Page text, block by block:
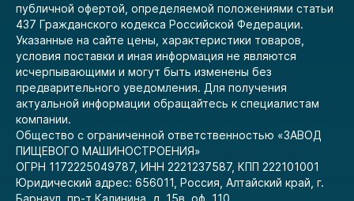
публичной офертой, определяемой положениями статьи
437 Гражданского кодекса Российской Федерации.
Указанные на сайте цены, характеристики товаров,
условия поставки и иная информация не являются
исчерпывающими и могут быть изменены без
предварительного уведомления. Для получения
актуальной информации обращайтесь к специалистам
компании.
Общество с ограниченной ответственностью «ЗАВОД
ПИЩЕВОГО МАШИНОСТРОЕНИЯ»
ОГРН 1172225049787, ИНН 2221237587, КПП 222101001
Юридический адрес: 656011, Россия, Алтайский край, г.
Барнаул, пр-т Калинина, д. 15в, оф. 110